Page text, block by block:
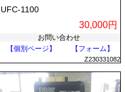
UFC-1100
30,000円
お問い合わせ
【個別ページ】
【フォーム】
Z230331082